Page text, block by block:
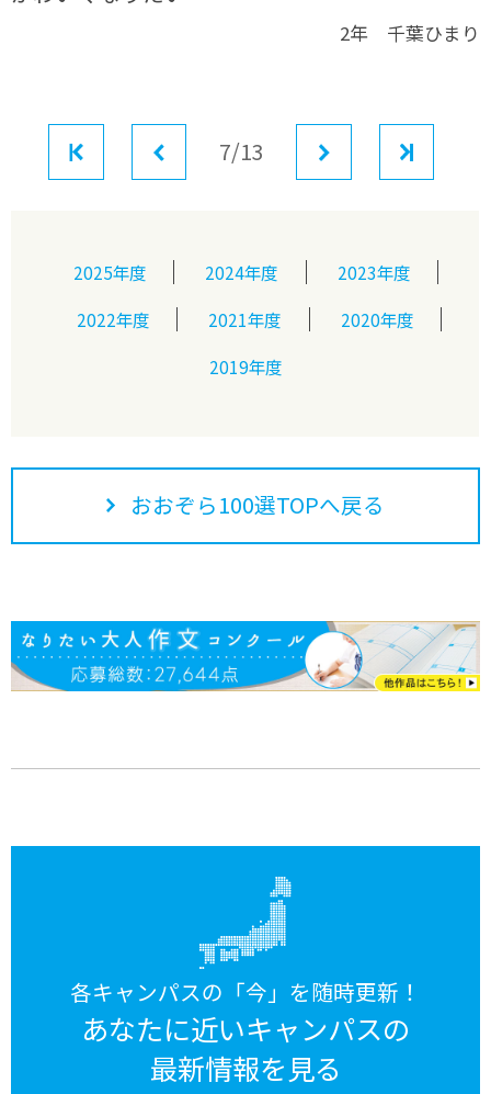
2年 千葉ひまり
前へ7/13
2025年度 2024年度
2023年度
2022年度
2021年度
2020年度
2019年度
おおぞら100選TOPへ戻る
各キャンパスの「今」を随時更新！
あなたに近いキャンパスの
最新情報を見る